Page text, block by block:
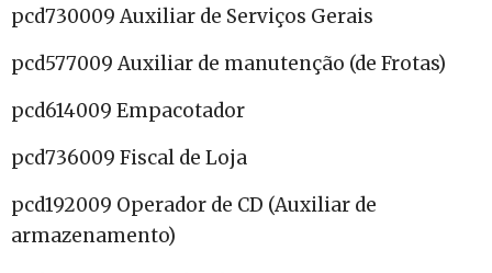
pcd730009 Auxiliar de Serviços Gerais
pcd577009 Auxiliar de manutenção (de Frotas)
pcd614009 Empacotador
pcd736009 Fiscal de Loja
pcd192009 Operador de CD (Auxiliar de
armazenamento)